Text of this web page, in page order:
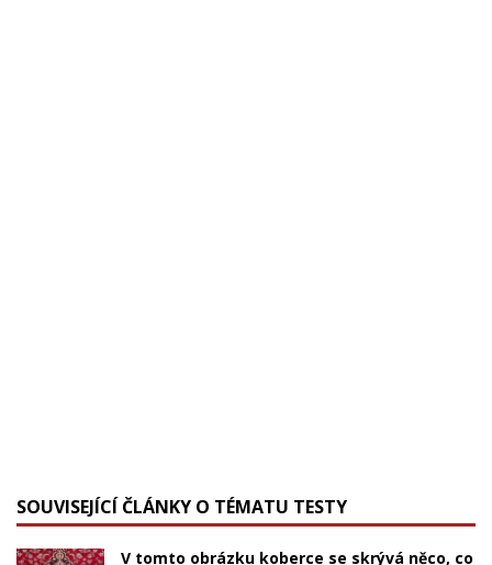
SOUVISEJÍCÍ ČLÁNKY O TÉMATU TESTY
V tomto obrázku koberce se skrývá něco, co